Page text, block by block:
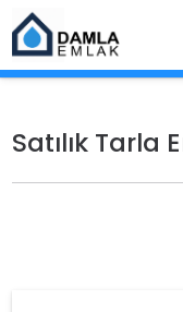
Satılık Tarla